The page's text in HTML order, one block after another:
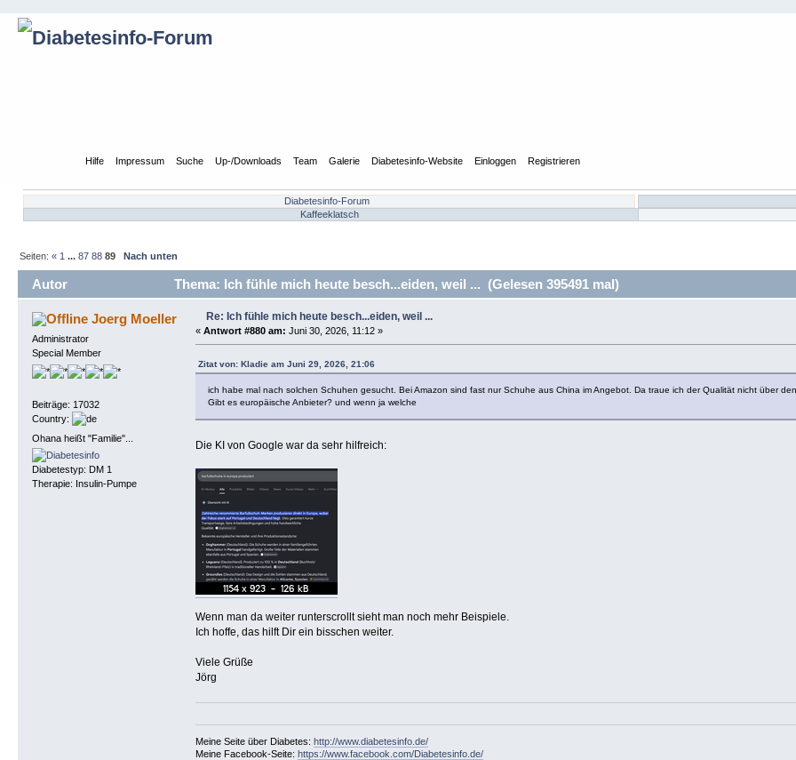
Hilfe Impressum Suche Up-/Downloads Team Galerie Diabetesinfo-Website Einloggen Registrieren
Diabetesinfo-Forum
Kaffeeklatsch
Seiten:« 1 ...87 88 89 Nach unten
Autor Thema: Ich fühle mich heute besch...eiden, weil ... (Gelesen 395491 mal)
Joerg Moeller
Administrator
Special Member
Beiträge: 17032
Country:
Ohana heißt "Familie"...
Diabetestyp: DM 1
Therapie: Insulin-Pumpe
Re: Ich fühle mich heute besch...eiden, weil ...
« Antwort #880 am: Juni 30, 2026, 11:12 »
Zitat von: Kladie am Juni 29, 2026, 21:06
ich habe mal nach solchen Schuhen gesucht. Bei Amazon sind fast nur Schuhe aus China im Angebot. Da traue ich der Qualität nicht über
Gibt es europäische Anbieter? und wenn ja welche
Die KI von Google war da sehr hilfreich:
Wenn man da weiter runterscrollt sieht man noch mehr Beispiele.
Ich hoffe, das hilft Dir ein bisschen weiter.
Viele Grüße
Jörg
Meine Seite über Diabetes: http://www.diabetesinfo.de/
Meine Facebook-Seite: https://www.facebook.com/Diabetesinfo.de/